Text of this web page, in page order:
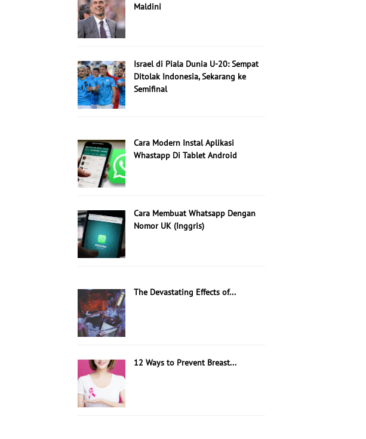
Maldini
Israel di Piala Dunia U-20: Sempat
Ditolak Indonesia, Sekarang ke
Semifinal
Cara Modern Instal Aplikasi
Whastapp Di Tablet Android
Cara Membuat Whatsapp Dengan
Nomor UK (Inggris)
The Devastating Effects of...
12 Ways to Prevent Breast...